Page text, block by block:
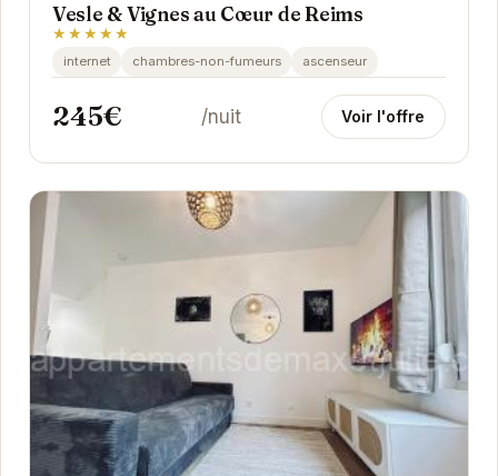
Vesle & Vignes au Cœur de Reims
★★★★★
internet chambres-non-fumeurs ascenseur
245€ /nuit Voir l'offre